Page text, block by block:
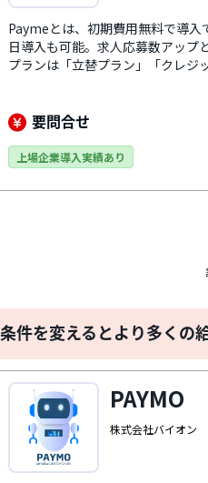
Paymeとは、初期費用無料で導
日導入も可能。求人応募数アップ
プランは「立替プラン」「クレジ
銀行口座を使用する「デポジッ
可能です。多くの勤怠管理シス
運用工数を削減。利用開始から利
制で導入をサポートします。
要問合せ
上場企業導入実績あり
条件を変えるとより多くの
PAYMO
株式会社バイオン